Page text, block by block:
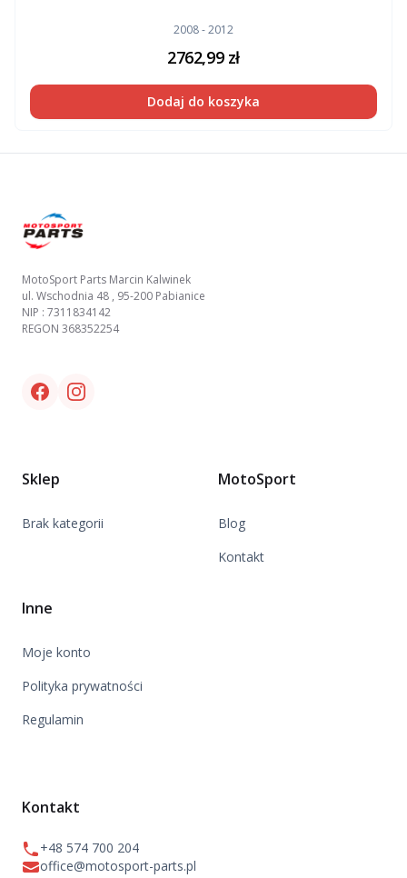
2008 - 2012
2762,99 zł
Dodaj do koszyka
MotoSport Parts Marcin Kalwinek
ul. Wschodnia 48 , 95-200 Pabianice
NIP : 7311834142
REGON 368352254
Facebook link
Instagram link
Sklep
Brak kategorii
MotoSport
Blog
Kontakt
Inne
Moje konto
Polityka prywatności
Regulamin
Kontakt
+48 574 700 204
office@motosport-parts.pl